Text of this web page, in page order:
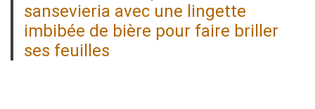
sansevieria avec une lingette
imbibée de bière pour faire briller
ses feuilles